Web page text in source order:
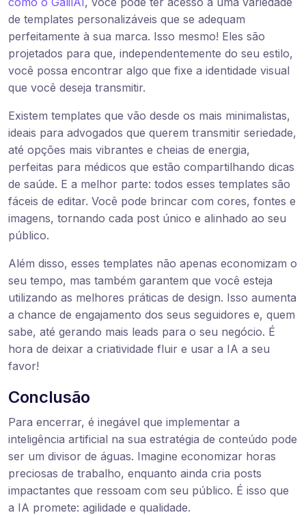
de templates personalizáveis que se adequam
perfeitamente à sua marca. Isso mesmo! Eles são
projetados para que, independentemente do seu estilo,
você possa encontrar algo que fixe a identidade visual
que você deseja transmitir.
Existem templates que vão desde os mais minimalistas,
ideais para advogados que querem transmitir seriedade,
até opções mais vibrantes e cheias de energia,
perfeitas para médicos que estão compartilhando dicas
de saúde. E a melhor parte: todos esses templates são
fáceis de editar. Você pode brincar com cores, fontes e
imagens, tornando cada post único e alinhado ao seu
público.
Além disso, esses templates não apenas economizam o
seu tempo, mas também garantem que você esteja
utilizando as melhores práticas de design. Isso aumenta
a chance de engajamento dos seus seguidores e, quem
sabe, até gerando mais leads para o seu negócio. É
hora de deixar a criatividade fluir e usar a IA a seu
favor!
Conclusão
Para encerrar, é inegável que implementar a
inteligência artificial na sua estratégia de conteúdo pode
ser um divisor de águas. Imagine economizar horas
preciosas de trabalho, enquanto ainda cria posts
impactantes que ressoam com seu público. É isso que
a IA promete: agilidade e qualidade.